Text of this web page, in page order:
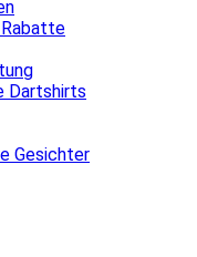
Dartshirts
Gesichter